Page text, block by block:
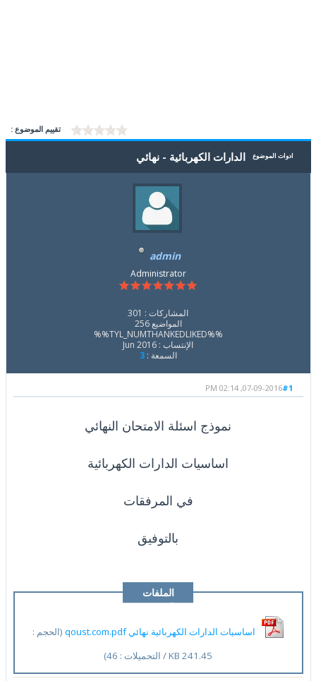
تقييم الموضوع :
ادوات الموضوع الدارات الكهربائية - نهائي
admin
Administrator
المشاركات : 301
المواضيع 256
%%TYL_NUMTHANKEDLIKED%%
الإنتساب : Jun 2016
السمعة :3
#1
07-09-2016, 02:14 PM
نموذج اسئلة الامتحان النهائي
اساسيات الدارات الكهربائية
في المرفقات
بالتوفيق
الملفات
المرفقة
اساسيات الدارات الكهربائية نهائي qoust.com.pdf
(الحجم :
241.45 KB / التحميلات : 46)